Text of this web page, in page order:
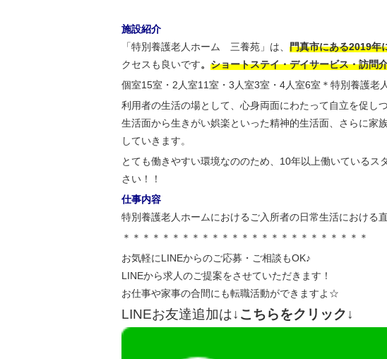
施設紹介
「特別養護老人ホーム 三養苑」は、 門真市にある2019年
クセスも良いです。 ショートステイ・デイサービス・訪問
個室15室・2人室11室・3人室3室・4人室6室＊特別養護老
利用者の生活の場として、心身両面にわたって自立を促し
生活面から生きがい娯楽といった精神的生活面、さらに家
していきます。
とても働きやすい環境なののため、10年以上働いている
さい！！
仕事内容
特別養護老人ホームにおけるご入所者の日常生活における
＊＊＊＊＊＊＊＊＊＊＊＊＊＊＊＊＊＊＊＊＊＊＊＊＊
お気軽にLINEからのご応募・ご相談もOK♪
LINEから求人のご提案をさせていただきます！
お仕事や家事の合間にも転職活動ができますよ☆
LINEお友達追加は↓こちらをクリック↓